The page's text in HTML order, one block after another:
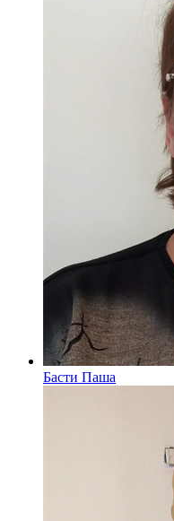
Басти Паша